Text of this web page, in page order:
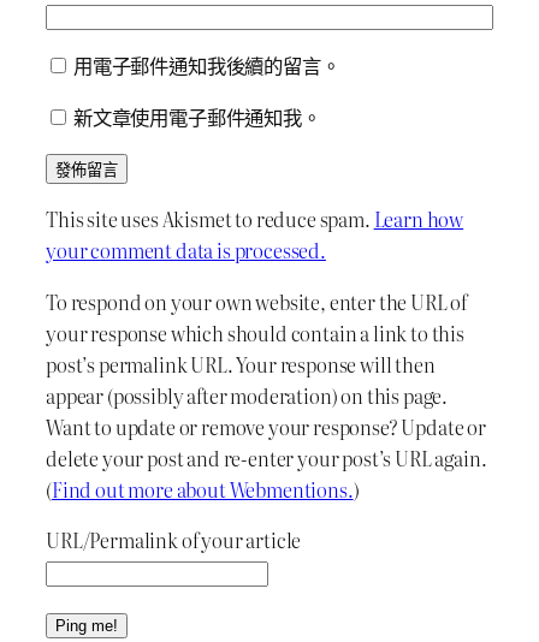
用電子郵件通知我後續的留言。
新文章使用電子郵件通知我。
This site uses Akismet to reduce spam. Learn how
your comment data is processed.
To respond on your own website, enter the URL of
your response which should contain a link to this
post’s permalink URL. Your response will then
appear (possibly after moderation) on this page.
Want to update or remove your response? Update or
delete your post and re-enter your post’s URL again.
(Find out more about Webmentions.)
URL/Permalink of your article